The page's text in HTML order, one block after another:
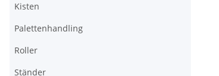
Kisten
Palettenhandling
Roller
Ständer